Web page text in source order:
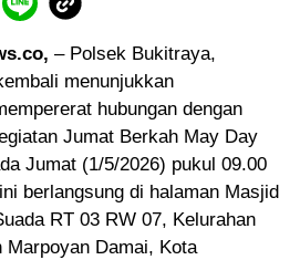
– Polsek Bukitraya,
menunjukkan
hubungan dengan
Jumat Berkah May Day
Jumat (1/5/2026) pukul 09.00
berlangsung di halaman Masjid
RT 03 RW 07, Kelurahan
Marpoyan Damai, Kota